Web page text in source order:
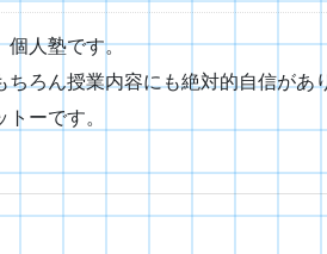
個人塾です。
ろん授業内容にも絶対的自信があ
ーです。